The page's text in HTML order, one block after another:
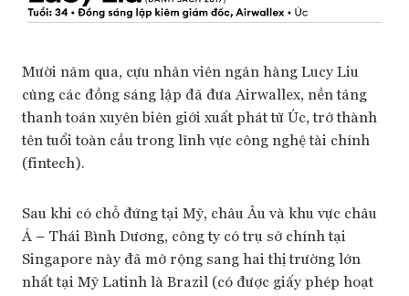
Mười năm qua, cựu nhân viên ngân hàng Lucy Liu
cùng các đồng sáng lập đã đưa Airwallex, nền tảng
thanh toán xuyên biên giới xuất phát từ Úc, trở thành
tên tuổi toàn cầu trong lĩnh vực công nghệ tài chính
(fintech).
Sau khi có chỗ đứng tại Mỹ, châu Âu và khu vực châu
Á – Thái Bình Dương, công ty có trụ sở chính tại
Singapore này đã mở rộng sang hai thị trường lớn
nhất tại Mỹ Latinh là Brazil (có được giấy phép hoạt